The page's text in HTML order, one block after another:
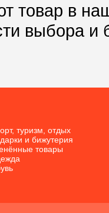
товар в
выбора и
туризм, отдых
и бижутерия
товары